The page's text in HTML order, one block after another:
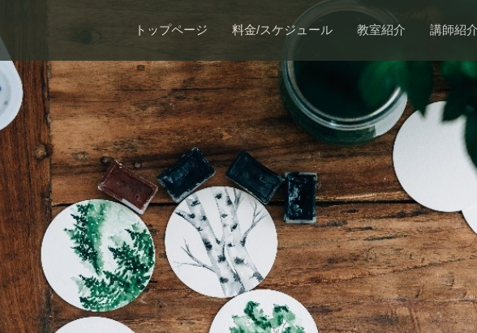
トップページ 料金/スケジュール 教室紹介 講師紹介